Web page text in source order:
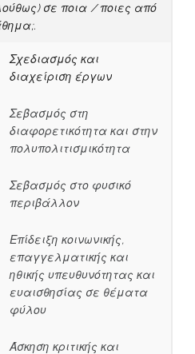
σε ποια / ποιες από
Σχεδιασμός και
διαχείριση έργων
Σεβασμός στη
διαφορετικότητα και στην
πολυπολιτισμικότητα
Σεβασμός στο φυσικό
περιβάλλον
Επίδειξη κοινωνικής,
επαγγελματικής και
ηθικής υπευθυνότητας και
ευαισθησίας σε θέματα
φύλου
Άσκηση κριτικής και